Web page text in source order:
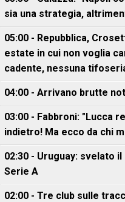
sia una strategia,
05:00 - Repubblica,
estate in cui non voglia
cadente, nessuna
04:00 - Arrivano brutte
03:00 - Fabbroni: "Lucca
indietro! Ma ecco da chi
02:30 - Uruguay: svelato
Serie A
02:00 - Tre club sulle